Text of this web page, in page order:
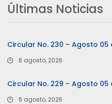
Últimas Noticias
Circular No. 230 – Agosto 05
6 agosto, 2026
Circular No. 229 – Agosto 05
6 agosto, 2026